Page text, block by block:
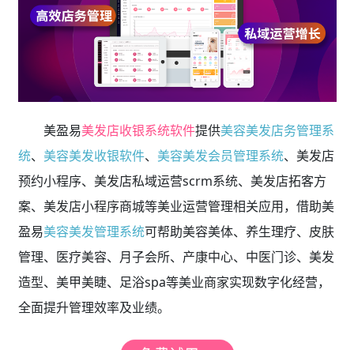
美盈易美发店收银系统软件提供美容美发店务管理系
统、 美容美发收银软件、 美容美发会员管理系统、美发店
预约小程序、美发店私域运营scrm系统、美发店拓客方
案、美发店小程序商城等美业运营管理相关应用，借助美
盈易美容美发管理系统可帮助美容美体、养生理疗、皮肤
管理、医疗美容、月子会所、产康中心、中医门诊、美发
造型、美甲美睫、足浴spa等美业商家实现数字化经营，
全面提升管理效率及业绩。